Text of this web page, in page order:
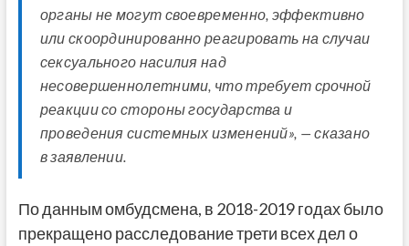
органы не могут своевременно, эффективно
или скоординированно реагировать на случаи
сексуального насилия над
несовершеннолетними, что требует срочной
реакции со стороны государства и
проведения системных изменений», — сказано
в заявлении.
По данным омбудсмена, в 2018-2019 годах было
прекращено расследование трети всех дел о